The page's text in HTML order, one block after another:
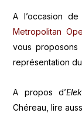
A l’occasion de
Metropolitan
vous
représentation du
A propos d’
Chéreau, lire